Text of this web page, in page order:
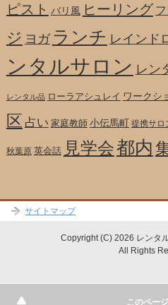
ピスト バリ風 ヒーリング
ジ ヨガ ランチ レインド
ンタルサロン レン
レンタル品 ローラアシュレイ ワークシ
区 占い 家庭教師 小伝馬町 提携サロ
秋葉原 英会話 見学会都内
サイトマップ
Copyright (C) 2026 レンタ
All Rights
このペー